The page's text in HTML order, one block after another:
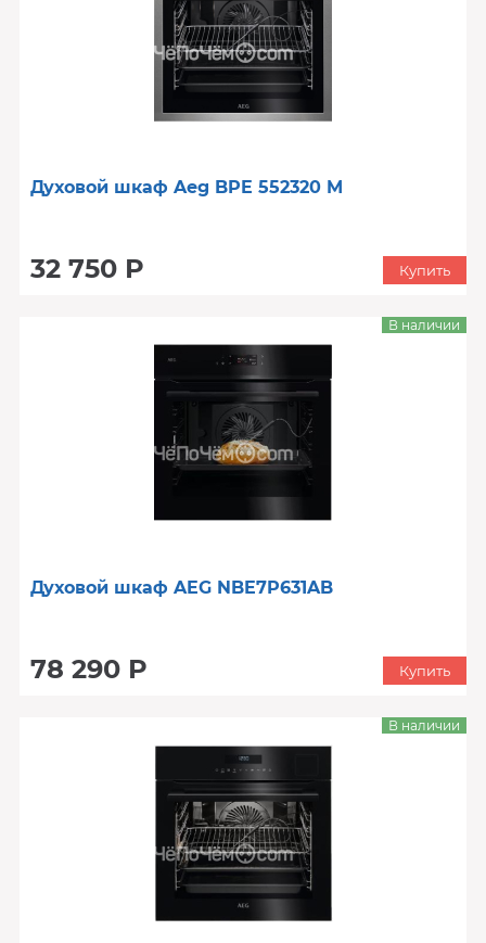
Духовой шкаф Aeg BPE 552320 M
32 750 Р Купить
Духовой шкаф AEG NBE7P631AB
78 290 Р
В наличии
Купить
В наличии